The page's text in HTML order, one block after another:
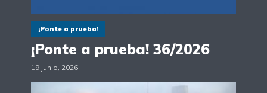
¡Ponte a prueba!
¡Ponte a prueba! 36/2026
19 junio, 2026